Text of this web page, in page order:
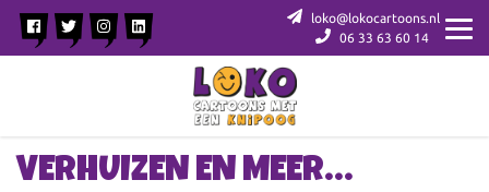
loko@lokocartoons.nl
06 33 63 60 14
VERHUIZEN EN MEER…